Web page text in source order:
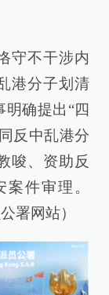
守不干涉内
港分子划清
确提出“四
反中乱港分
唆、资助反
件审理。
署网站）